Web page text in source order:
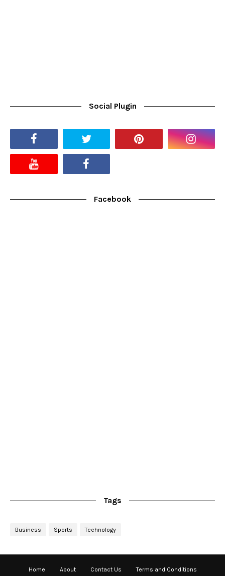
Social Plugin
Facebook
Tags
Business Sports Technology
Home About Contact Us Terms and Conditions